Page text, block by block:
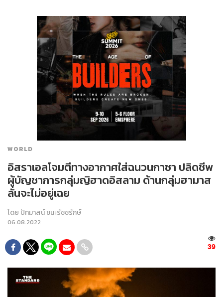
WORLD
อิสราเอลโจมตีทางอากาศใส่ฉนวนกาซา ปลิดชีพ
ผู้บัญชาการกลุ่มญิฮาดอิสลาม ด้านกลุ่มฮามาส
ลั่นจะไม่อยู่เฉย
โดย ปัทมาสน์ ชนะรัชชรักษ์
06.08.2022
39